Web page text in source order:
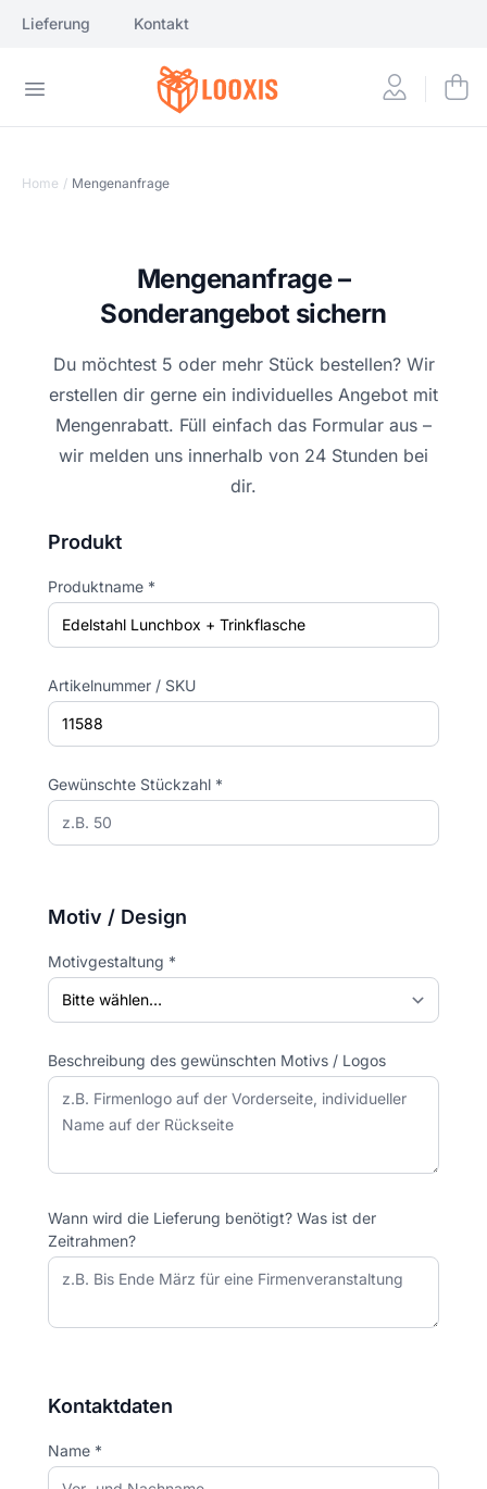
Lieferung Kontakt
Home / Mengenanfrage
Mengenanfrage –
Sonderangebot sichern
Du möchtest 5 oder mehr Stück bestellen? Wir
erstellen dir gerne ein individuelles Angebot mit
Mengenrabatt. Füll einfach das Formular aus –
wir melden uns innerhalb von 24 Stunden bei
dir.
Produkt
Produktname *
Artikelnummer / SKU
Gewünschte Stückzahl *
Motiv / Design
Motivgestaltung *
Beschreibung des gewünschten Motivs / Logos
Wann wird die Lieferung benötigt? Was ist der
Zeitrahmen?
Kontaktdaten
Name *